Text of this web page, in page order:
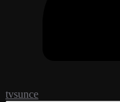
tvsunce